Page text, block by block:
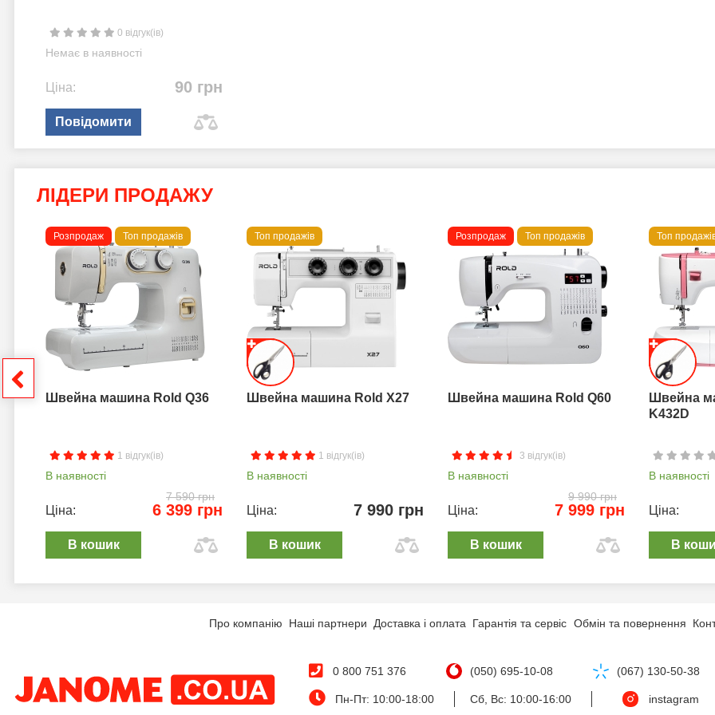
0 відгук(ів)
Немає в наявності
Ціна: 90 грн
Повідомити
ЛІДЕРИ ПРОДАЖУ
Розпродаж Топ продажів
Швейна машина Rold Q36
1 відгук(ів)
В наявності
7 590 грн
Ціна: 6 399 грн
В кошик
Топ продажів
Швейна машина Rold X27
1 відгук(ів)
В наявності
Ціна: 7 990 грн
В кошик
Розпродаж Топ продажів
Швейна машина Rold Q60
3 відгук(ів)
В наявності
9 990 грн
Ціна: 7 999 грн
В кошик
Топ
Швейна
K432D
В наявності
Ціна:
В
Про компанію Наші партнери Доставка і оплата Гарантія та сервіс Обмін та повернення
0 800 751 376 (050) 695-10-08 (067) 130-50-38
Пн-Пт: 10:00-18:00 Сб, Вс: 10:00-16:00 instagram